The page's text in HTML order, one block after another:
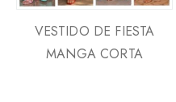
VESTIDO DE FIESTA
MANGA CORTA